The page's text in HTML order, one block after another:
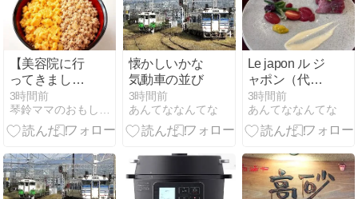
り中
【美容院に行
ってきました
★マンション
の交流会の為
のチラシをも
支援センタ
ー》へ★夕食
は『二色丼』
3時間前
琴鈴ママのおもしろ生活
懐かしいかな
気動車の並び
3時間前
あんてななんてな
Le japon ル ジ
ャポン（代官
山）
3時間前
あんてななんてな